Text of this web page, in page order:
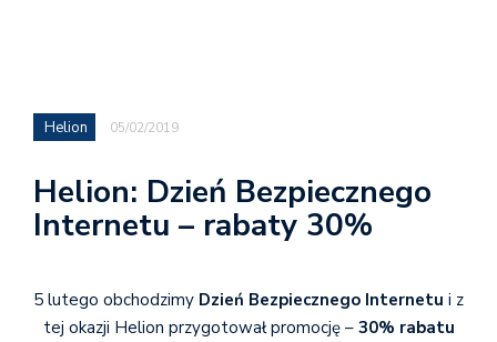
Helion 05/02/2019
Helion: Dzień Bezpiecznego
Internetu – rabaty 30%
5 lutego obchodzimy Dzień Bezpiecznego Internetu i z
tej okazji Helion przygotował promocję –30% rabatu